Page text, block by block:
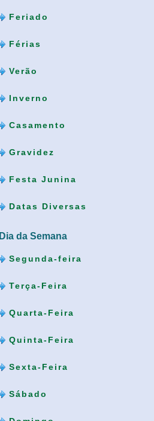
Feriado
Férias
Verão
Inverno
Casamento
Gravidez
Festa Junina
Datas Diversas
Dia da Semana
Segunda-feira
Terça-Feira
Quarta-Feira
Quinta-Feira
Sexta-Feira
Sábado